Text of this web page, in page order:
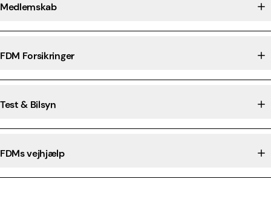
Medlemskab
FDM Forsikringer
Test & Bilsyn
FDMs vejhjælp